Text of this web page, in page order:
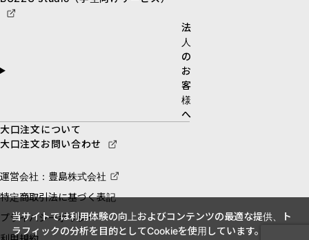
法
人
の
お
客
様
へ
大口注文について
大口注文お問い合わせ
運営会社：豊島株式会社
特定商取引法に基づく表記
プライバシーポリシー
当サイトでは利用体験の向上およびコンテンツの最適な提供、ト
ラフィックの分析を目的としてCookieを使用しています。